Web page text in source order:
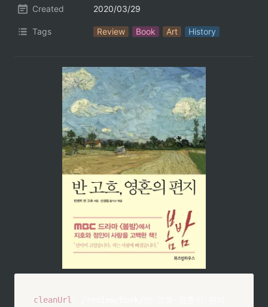
Created 2020/03/29
Tags Review Book Art History
cleanUrl